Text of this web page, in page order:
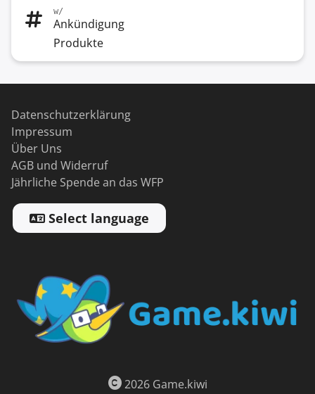
w/
Ankündigung
Produkte
Datenschutzerklärung
Impressum
Über Uns
AGB und Widerruf
Jährliche Spende an das WFP
Select language
2026 Game.kiwi